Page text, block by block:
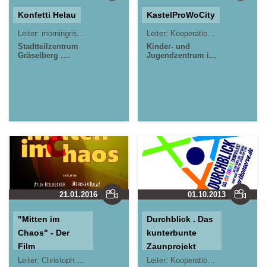
Konfetti Helau
Leiter: morningrise* . jOrn
Jörn Lauterbach
Stadtteilzentrum
Gräselberg .
KastelProWoCity
Leiter: Kooperationsprojekt
Kinder- und
Jugendzentrum in
21.01.2016
"Mitten im
Chaos" - Der
Film
Leiter: Christoph Ternes (STZ Schelmengraben)
Fabian Schmidt und
01.10.2013
Durchblick . Das
kunterbunte
Zaunprojekt
Leiter: Kooperationsprojekt